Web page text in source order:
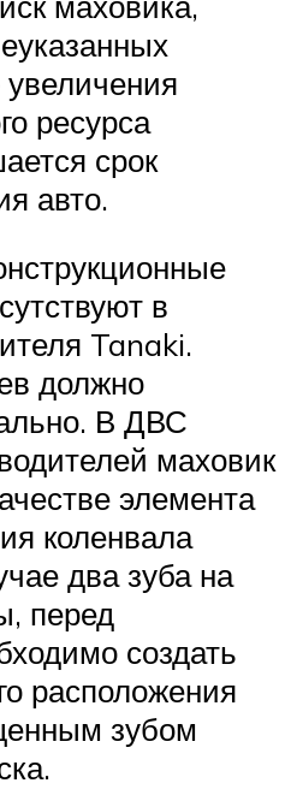
ресурса
срок
авто.
в
Tanaki.
должно
В ДВС
маховик
элемента
коленвала
два зуба на
перед
создать
расположения
зубом